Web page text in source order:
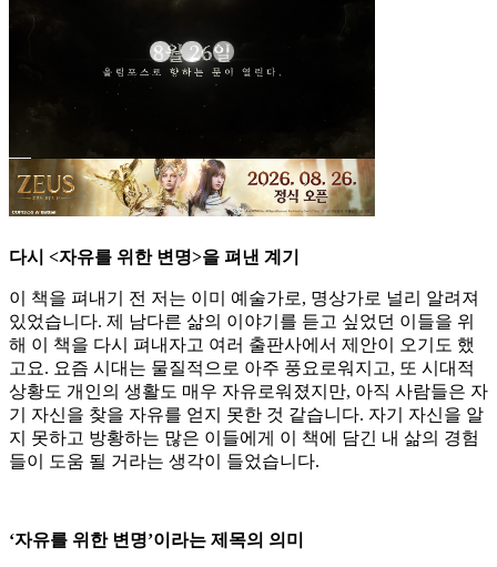
다시 <자유를 위한 변명>을 펴낸 계기
이 책을 펴내기 전 저는 이미 예술가로, 명상가로 널리 알려져
있었습니다. 제 남다른 삶의 이야기를 듣고 싶었던 이들을 위
해 이 책을 다시 펴내자고 여러 출판사에서 제안이 오기도 했
고요. 요즘 시대는 물질적으로 아주 풍요로워지고, 또 시대적
상황도 개인의 생활도 매우 자유로워졌지만, 아직 사람들은 자
기 자신을 찾을 자유를 얻지 못한 것 같습니다. 자기 자신을 알
지 못하고 방황하는 많은 이들에게 이 책에 담긴 내 삶의 경험
들이 도움 될 거라는 생각이 들었습니다.
‘자유를 위한 변명’이라는 제목의 의미